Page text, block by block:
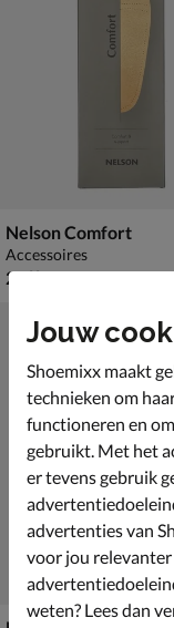
Nelson Comfort
Accessoires
€ 24,99
24,99
Jouw
Shoemixx maakt
technieken om
functioneren en
gebruikt. Met het
er tevens gebruik
advertenties van
voor jou relevanter
weten? Lees dan